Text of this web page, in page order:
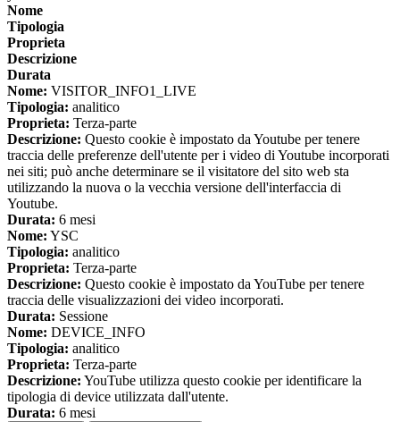
Nome
Tipologia
Proprieta
Descrizione
Durata
Nome: VISITOR_INFO1_LIVE
Tipologia: analitico
Proprieta: Terza-parte
Descrizione: Questo cookie è impostato da Youtube per tenere
traccia delle preferenze dell'utente per i video di Youtube incorporati
nei siti; può anche determinare se il visitatore del sito web sta
utilizzando la nuova o la vecchia versione dell'interfaccia di
Youtube.
Durata: 6 mesi
Nome: YSC
Tipologia: analitico
Proprieta: Terza-parte
Descrizione: Questo cookie è impostato da YouTube per tenere
traccia delle visualizzazioni dei video incorporati.
Durata: Sessione
Nome: DEVICE_INFO
Tipologia: analitico
Proprieta: Terza-parte
Descrizione: YouTube utilizza questo cookie per identificare la
tipologia di device utilizzata dall'utente.
Durata: 6 mesi